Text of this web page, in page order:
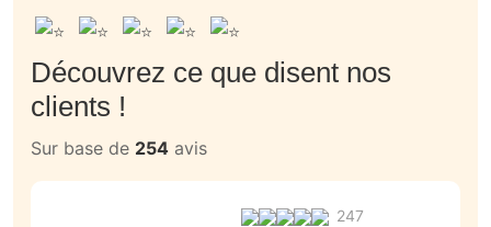
Découvrez ce que disent nos
clients !
Sur base de 254 avis
247